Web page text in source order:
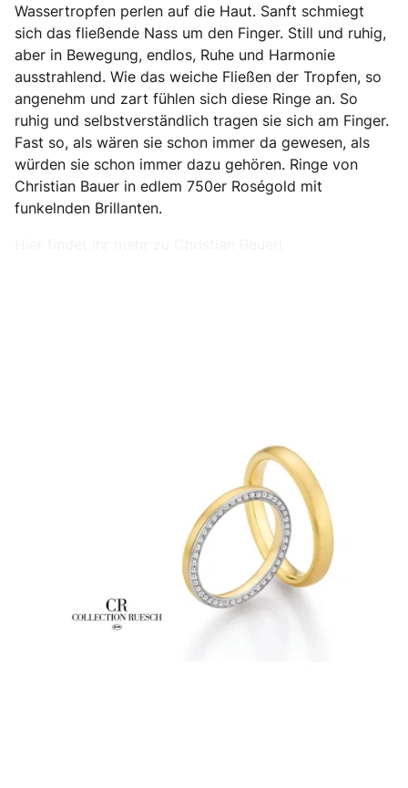
Wassertropfen perlen auf die Haut. Sanft schmiegt
sich das fließende Nass um den Finger. Still und ruhig,
aber in Bewegung, endlos, Ruhe und Harmonie
ausstrahlend. Wie das weiche Fließen der Tropfen, so
angenehm und zart fühlen sich diese Ringe an. So
ruhig und selbstverständlich tragen sie sich am Finger.
Fast so, als wären sie schon immer da gewesen, als
würden sie schon immer dazu gehören. Ringe von
Christian Bauer in edlem 750er Roségold mit
funkelnden Brillanten.